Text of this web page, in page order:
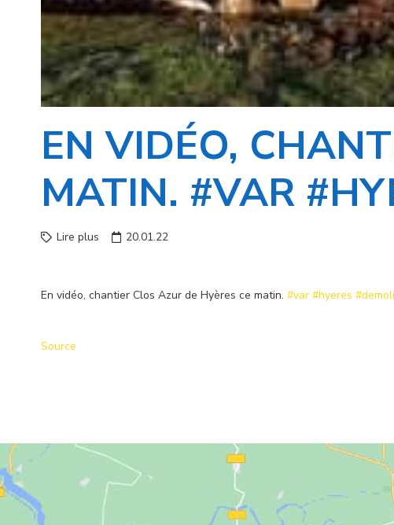
EN VIDÉO,
MATIN. #VAR
Lire plus 20.01.22
En vidéo, chantier Clos Azur de Hyères ce matin. #var #hyeres
Source